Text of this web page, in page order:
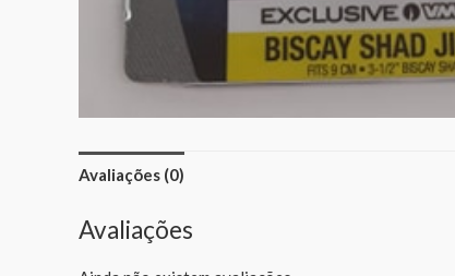
Avaliações (0)
Avaliações